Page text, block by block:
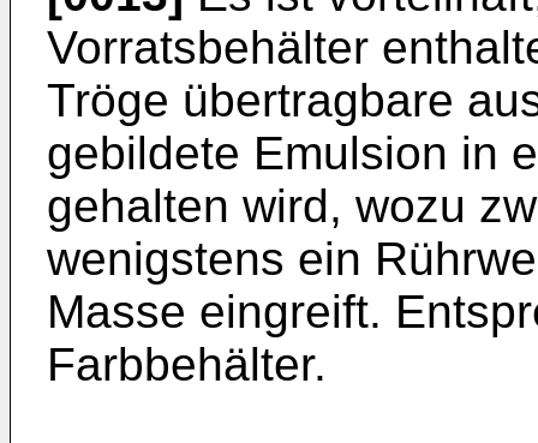
Vorratsbehälter
Tröge übertragbare
gebildete Emulsion in
gehalten wird, wozu
wenigstens ein
Masse eingreift.
Farbbehälter.